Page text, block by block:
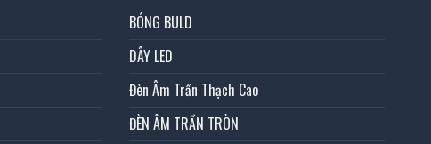
BÓNG BULD
DÂY LED
Đèn Âm Trần Thạch Cao
ĐÈN ÂM TRẦN TRÒN